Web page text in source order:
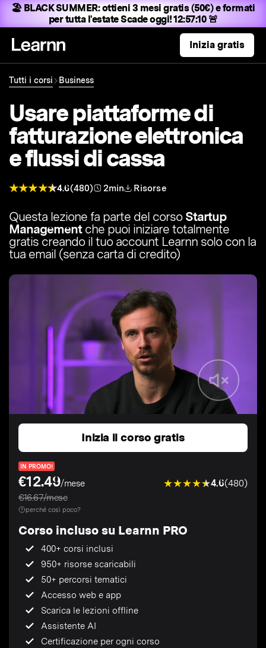
🏖️ BLACK SUMMER:ottieni 3 mesi gratis (50€) e formati
per tutta l'estateScade oggi! 12:57:09 🚨
Inizia gratis
Tutti i corsi Business
Usare piattaforme di
fatturazione elettronica
e flussi di cassa
4.6(480) 2min Risorse
Questa lezione fa parte del corso Startup
Managementche puoi iniziare totalmente
gratis creando il tuo account Learnn solo con la
tua email (senza carta di credito)
Inizia il corso gratis
IN PROMO!
€12.49/mese
€16.67/mese
4.6(480)
perché così poco?
Corso incluso su Learnn PRO
400+ corsi inclusi
950+ risorse scaricabili
50+ percorsi tematici
Accesso web e app
Scarica le lezioni offline
Assistente AI
Certificazione per ogni corso